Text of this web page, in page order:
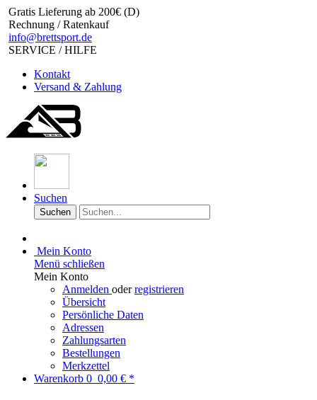
Gratis Lieferung ab 200€ (D)
Rechnung / Ratenkauf
info@brettsport.de
SERVICE / HILFE
Kontakt
Versand & Zahlung
Suchen
Suchen
Mein Konto
Menü schließen
Mein Konto
Anmelden oderregistrieren
Übersicht
Persönliche Daten
Adressen
Zahlungsarten
Bestellungen
Merkzettel
Warenkorb 0 0,00 € *